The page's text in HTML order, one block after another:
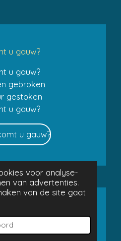
voor analyse-
van advertenties.
van de site gaat
u gauw?
u gauw?
gebroken
gestoken
u gauw?
u gauw?